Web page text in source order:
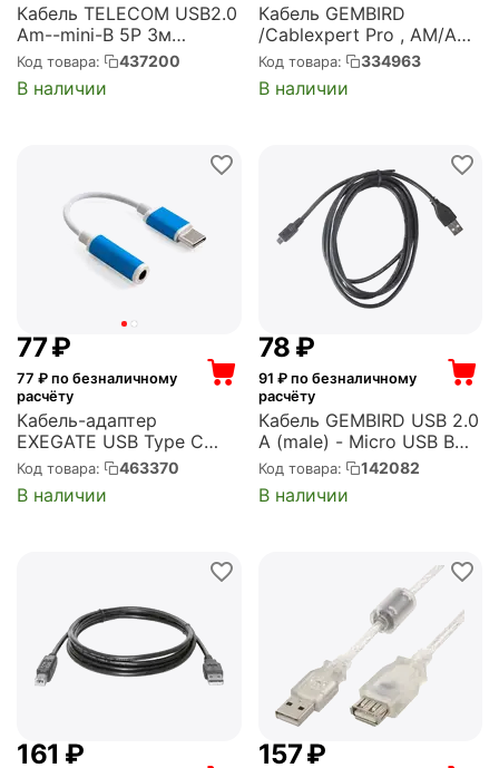
Кабель TELECOM USB2.0
Am--mini-B 5P 3м
[6926123463178]
(TC6911BK-3.0M)
Код товара: 437200
В наличии
Кабель GEMBIRD
/Cablexpert Pro , AM/AM,
1.8м, экран, синий (CCP-
USB3-AMAM-6)
Код товара: 334963
В наличии
‍77‍₽
77 ₽ по безналичному
расчёту
Кабель-адаптер
EXEGATE USB Type C
Audio (M), 3.5mm Jack
(F), 0.1м, EX-CCA-
UC3.5F-01
Код товара: 463370
В наличии
‍78‍ ₽
91 ₽ по безналичному
расчёту
Кабель GEMBIRD USB 2.0
A (male) - Micro USB B
(male), 1м (CC-mUSB2D-
1M)
Код товара: 142082
В наличии
‍161‍ ₽ ‍157‍₽